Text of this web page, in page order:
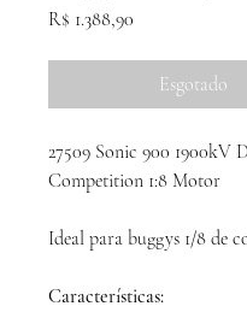
R$ 1.388,90
Esgotado
27509 Sonic 900 1900kV
Competition 1:8 Motor
Ideal para buggys 1/8 de
Características: